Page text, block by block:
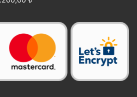
₺.
fiyat:
1.200,00 ₺.